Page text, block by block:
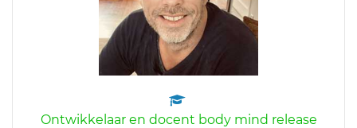
Ontwikkelaar en docent body mind release